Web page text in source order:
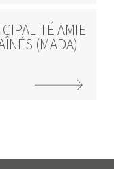
(MADA)